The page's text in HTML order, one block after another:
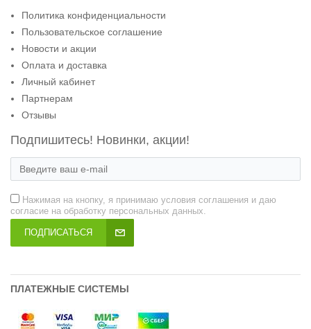
Политика конфиденциальности
Пользовательское соглашение
Новости и акции
Оплата и доставка
Личный кабинет
Партнерам
Отзывы
Подпишитесь! Новинки, акции!
Нажимая на кнопку, я принимаю условия соглашения и даю
согласие на обработку персональных данных.
ПОДПИСАТЬСЯ
ПЛАТЕЖНЫЕ СИСТЕМЫ